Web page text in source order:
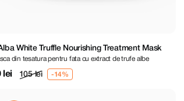
White Truffle Nourishing Treatment Mask
din tesatura pentru fata cu extract de trufe albe
lei 105 lei